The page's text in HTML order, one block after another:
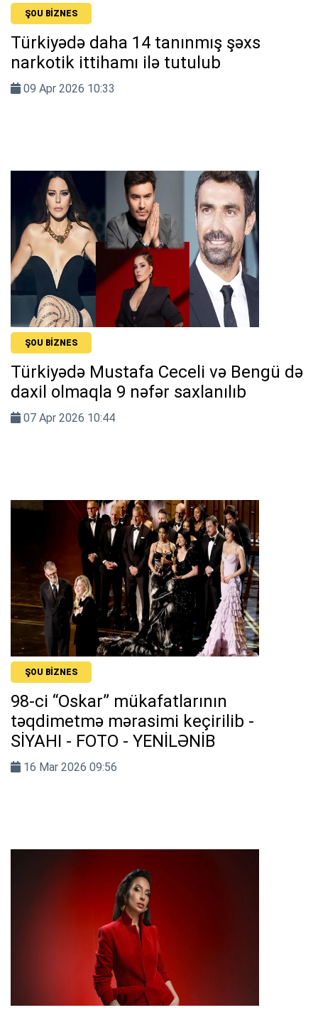
ŞOU BIZNES
Türkiyədə daha 14 tanınmış şəxs
narkotik ittihamı ilə tutulub
09 Apr 2026 10:33
ŞOU BIZNES
Türkiyədə Mustafa Ceceli və Bengü də
daxil olmaqla 9 nəfər saxlanılıb
07 Apr 2026 10:44
ŞOU BIZNES
98-ci “Oskar” mükafatlarının
təqdimetmə mərasimi keçirilib -
SİYAHI - FOTO - YENİLƏNİB
16 Mar 2026 09:56